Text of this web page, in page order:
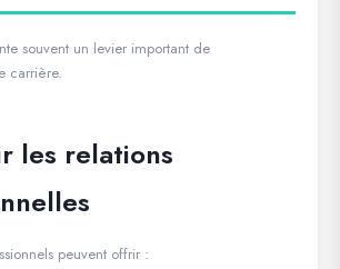
souvent un levier important de
carrière.
les relations
peuvent offrir :